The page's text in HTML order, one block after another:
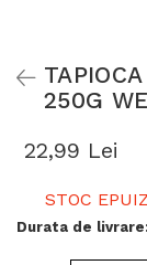
250G
22,99 Lei
STOC
Durata de